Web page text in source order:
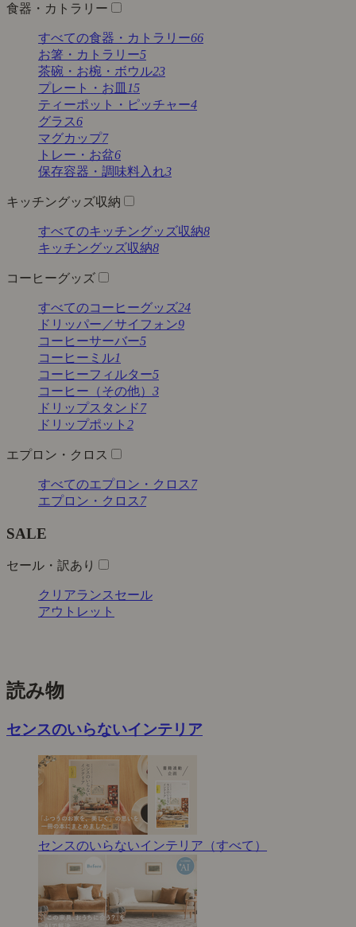
食器・カトラリー
すべての食器・カトラリー66
お箸・カトラリー5
茶碗・お椀・ボウル23
プレート・お皿 15
ティーポット・ピッチャー4
グラス6
マグカップ7
トレー・お盆6
保存容器・調味料入れ3
キッチングッズ収納
すべてのキッチングッズ収納8
キッチングッズ収納8
コーヒーグッズ
すべてのコーヒーグッズ24
ドリッパー／サイフォン9
コーヒーサーバー5
コーヒーミル1
コーヒーフィルター5
コーヒー（その他） 3
ドリップスタンド7
ドリップポット 2
エプロン・クロス
すべてのエプロン・クロス 7
エプロン・クロス 7
SALE
セール・訳あり
クリアランスセール
アウトレット
読み物
センスのいらないインテリア
センスのいらないインテリア（すべて）